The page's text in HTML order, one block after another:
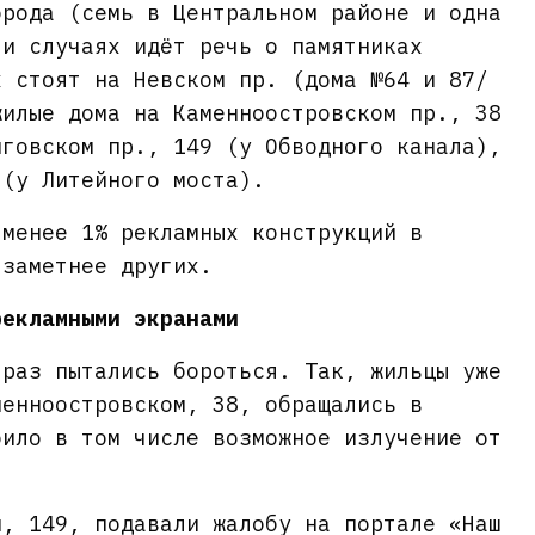
(семь в Центральном районе и одна
случаях идёт речь о памятниках
стоят на Невском пр. (дома №64 и 87/
дома на Каменноостровском пр., 38
пр., 149 (у Обводного канала),
Литейного моста).
1% рекламных конструкций в
других.
экранами
пытались бороться. Так, жильцы уже
38, обращались в
в том числе возможное излучение от
149, подавали жалобу на портале «Наш